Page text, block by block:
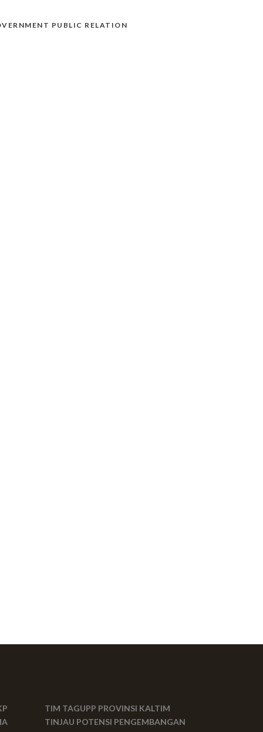
PUBLIC RELATION
TIM TAGUPP PROVINSI KALTIM
TINJAU POTENSI PENGEMBANGAN